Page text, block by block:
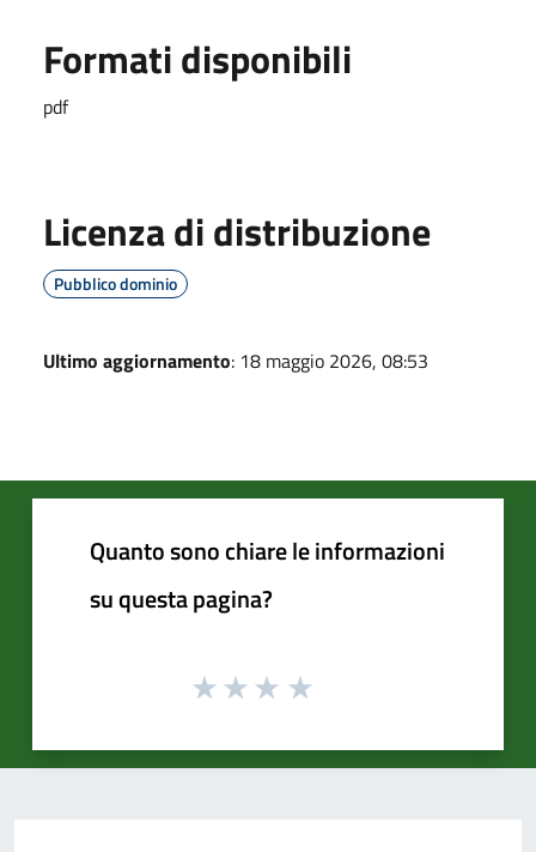
Formati disponibili
pdf
Licenza di distribuzione
Pubblico dominio
Ultimo aggiornamento: 18 maggio 2026, 08:53
Quanto sono chiare le informazioni
su questa pagina?